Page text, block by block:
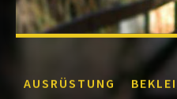
AUSRÜSTUNG